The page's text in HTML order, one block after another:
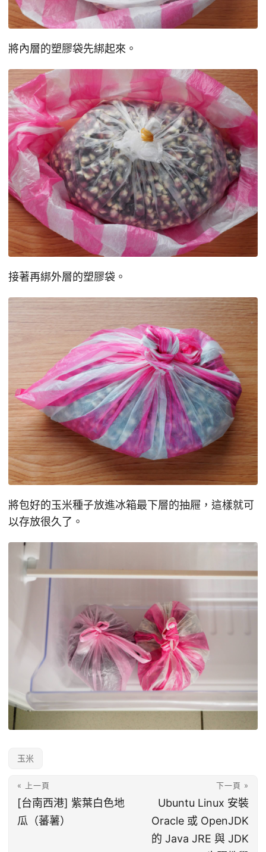
將內層的塑膠袋先綁起來。
接著再綁外層的塑膠袋。
將包好的玉米種子放進冰箱最下層的抽屜，這樣就可
以存放很久了。
玉米
« 上一頁
[台南西港] 紫葉白色地
瓜（蕃薯）
下一頁 »
Ubuntu Linux 安裝
Oracle 或 OpenJDK
的 Java JRE 與 JDK